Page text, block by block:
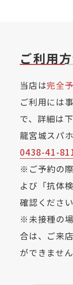
ご利用
当店は完全
ご利用には
で、詳細は
龍宮城スパ
0438-41-
※ご予約の
よび「抗体
確認ください
※未接種の
合は、ご来
ができません